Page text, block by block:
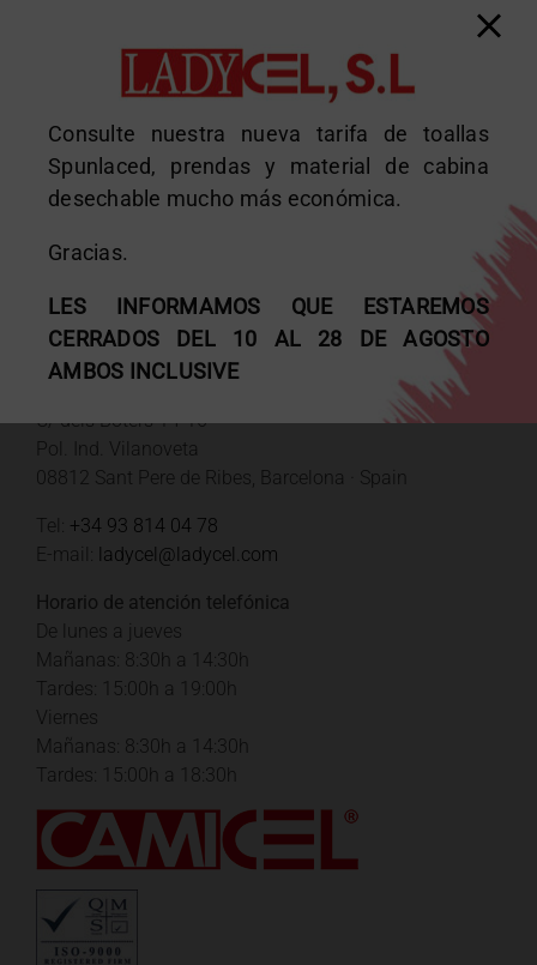
DATOS DE CONTACTO
C/ dels Boters 14-16
Pol. Ind. Vilanoveta
08812 Sant Pere de Ribes, Barcelona · Spain
Tel: +34 93 814 04 78
E-mail: ladycel@ladycel.com
Horario de atención telefónica
De lunes a jueves
Mañanas: 8:30h a 14:30h
Tardes: 15:00h a 19:00h
Viernes
Mañanas: 8:30h a 14:30h
Tardes: 15:00h a 18:30h
Consulte nuestra nueva tarifa de toallas
Spunlaced, prendas y material de cabina
desechable mucho más económica.
Gracias.
LES INFORMAMOS QUE ESTAREMOS
CERRADOS DEL 10 AL 28 DE AGOSTO
AMBOS INCLUSIVE